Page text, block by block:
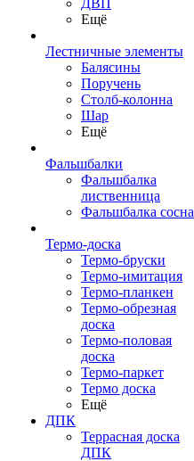
ДВП
Ещё
Лестничные элементы
Балясины
Поручень
Столб-колонна
Шар
Ещё
Фальшбалки
Фальшбалка
лиственница
Фальшбалка сосна
Термо-доска
Термо-бруски
Термо-имитация
Термо-планкен
Термо-обрезная
доска
Термо-половая
доска
Термо-паркет
Термо доска
Ещё
ДПК
Террасная доска
ДПК